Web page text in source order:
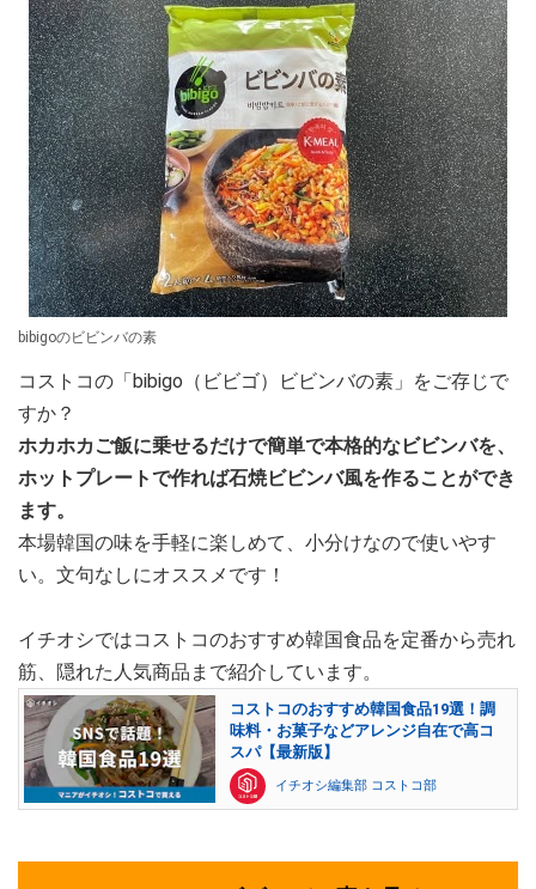
bibigoのビビンバの素
コストコの「bibigo（ビビゴ）ビビンバの素」をご存じで
すか？
ホカホカご飯に乗せるだけで簡単で本格的なビビンバを、
ホットプレートで作れば石焼ビビンバ風を作ることができ
ます。
本場韓国の味を手軽に楽しめて、小分けなので使いやす
い。文句なしにオススメです！
イチオシではコストコのおすすめ韓国食品を定番から売れ
筋、隠れた人気商品まで紹介しています。
コストコのおすすめ韓国食品19選！調
味料・お菓子などアレンジ自在で高コ
スパ【最新版】
イチオシ編集部 コストコ部